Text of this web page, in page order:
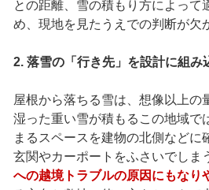
との距離、雪の積もり方によって
め、現地を見たうえでの判断が欠
2. 落雪の「行き先」を設計に組み
屋根から落ちる雪は、想像以上の
湿った重い雪が積もるこの地域で
まるスペースを建物の北側などに
玄関やカーポートをふさいでしま
への越境トラブルの原因にもなり